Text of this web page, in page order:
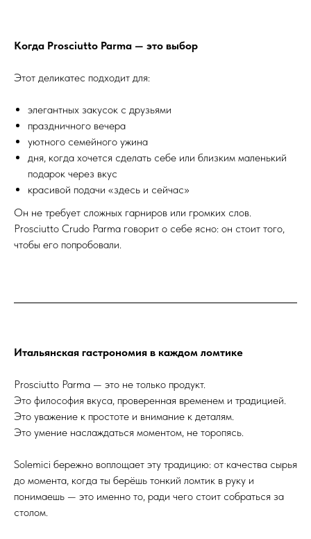
Когда Prosciutto Parma — это выбор
Этот деликатес подходит для:
элегантных закусок с друзьями
праздничного вечера
уютного семейного ужина
дня, когда хочется сделать себе или близким маленький
подарок через вкус
красивой подачи «здесь и сейчас»
Он не требует сложных гарниров или громких слов.
Prosciutto Crudo Parma говорит о себе ясно: он стоит того,
чтобы его попробовали.
Итальянская гастрономия в каждом ломтике
Prosciutto Parma — это не только продукт.
Это философия вкуса, проверенная временем и традицией.
Это уважение к простоте и внимание к деталям.
Это умение наслаждаться моментом, не торопясь.
Solemici бережно воплощает эту традицию: от качества сырья
до момента, когда ты берёшь тонкий ломтик в руку и
понимаешь — это именно то, ради чего стоит собраться за
столом.